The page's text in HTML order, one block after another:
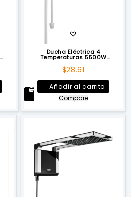
Ducha Eléctrica 4
Temperaturas 5500W
$28.61
Añadir al carrito
Compare